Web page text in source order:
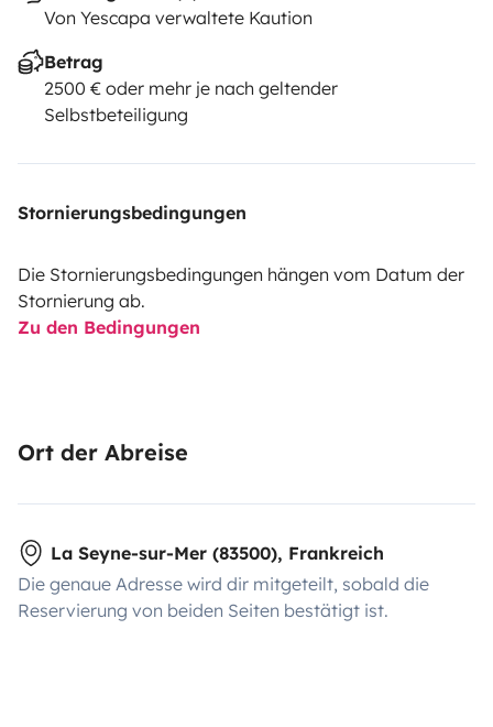
Von Yescapa verwaltete Kaution
Betrag
2500 € oder mehr je nach geltender
Selbstbeteiligung
Stornierungsbedingungen
Die Stornierungsbedingungen hängen vom Datum der
Stornierung ab.
Zu den Bedingungen
Ort der Abreise
La Seyne-sur-Mer (83500), Frankreich
Die genaue Adresse wird dir mitgeteilt, sobald die
Reservierung von beiden Seiten bestätigt ist.